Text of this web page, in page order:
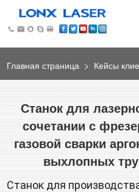
Главная страница > Кейсы
Станок для
сочетании с
газовой сварки
выхлопных
Станок для